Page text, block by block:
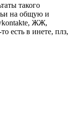
такого
на общую и
ЖЖ,
есть в инете, плз,